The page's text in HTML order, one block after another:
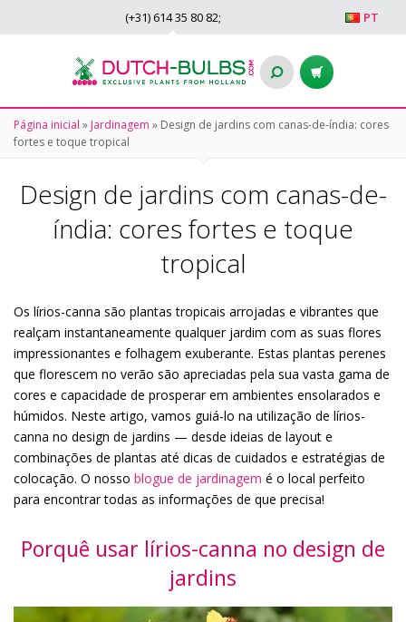
PT
(+31) 614 35 80 82;
Página inicial » Jardinagem » Design de jardins com canas-de-índia: cores
fortes e toque tropical
Design de jardins com canas-de-
índia: cores fortes e toque
tropical
Os lírios-canna são plantas tropicais arrojadas e vibrantes que
realçam instantaneamente qualquer jardim com as suas flores
impressionantes e folhagem exuberante. Estas plantas perenes
que florescem no verão são apreciadas pela sua vasta gama de
cores e capacidade de prosperar em ambientes ensolarados e
húmidos. Neste artigo, vamos guiá-lo na utilização de lírios-
canna no design de jardins — desde ideias de layout e
combinações de plantas até dicas de cuidados e estratégias de
colocação. O nosso blogue de jardinagem é o local perfeito
para encontrar todas as informações de que precisa!
Porquê usar lírios-canna no design de
jardins